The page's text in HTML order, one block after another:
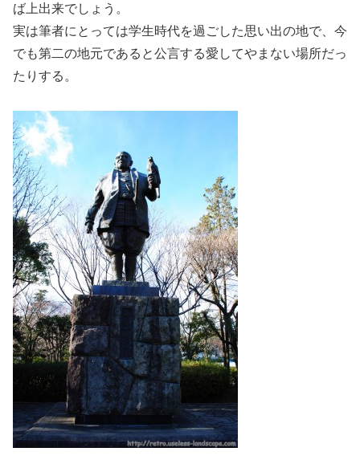
ば上出来でしょう。
実は筆者にとっては学生時代を過ごした思い出の地で、今
でも第二の地元であると公言する愛してやまない場所だっ
たりする。